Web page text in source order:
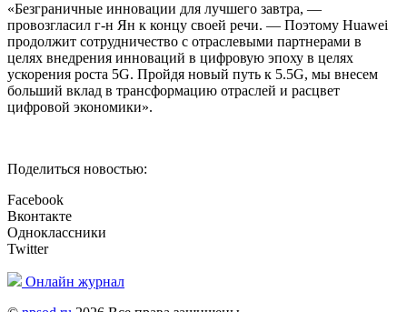
«Безграничные инновации для лучшего завтра, —
провозгласил г-н Ян к концу своей речи. — Поэтому Huawei
продолжит сотрудничество с отраслевыми партнерами в
целях внедрения инноваций в цифровую эпоху в целях
ускорения роста 5G. Пройдя новый путь к 5.5G, мы внесем
больший вклад в трансформацию отраслей и расцвет
цифровой экономики».
Поделиться новостью:
Facebook
Вконтакте
Одноклассники
Twitter
Онлайн журнал